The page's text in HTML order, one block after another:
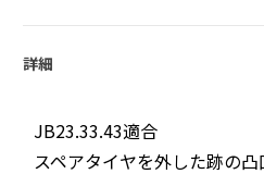
詳細
JB23.33.43適合
スペアタイヤを外した跡の